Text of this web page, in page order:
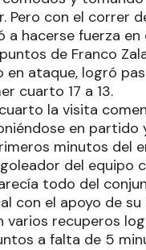
Pero con el correr
a hacerse fuerza en
de Franco
en ataque, logró
cuarto 17 a 13.
la visita
en partido
minutos del
del equipo
todo del
con el apoyo de
varios recuperos
a falta de 5